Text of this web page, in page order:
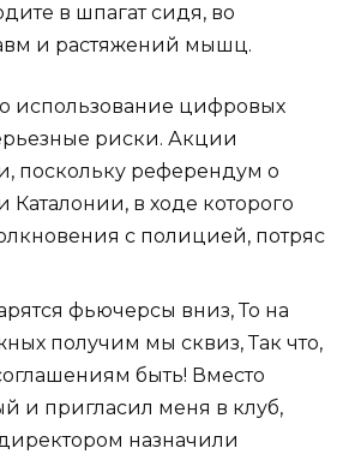
в шпагат сидя, во
и растяжений мышц.
использование цифровых
риски. Акции
поскольку референдум о
Каталонии, в ходе которого
с полицией, потряс
фьючерсы вниз, То на
получим мы сквиз, Так что,
быть! Вместо
и пригласил меня в клуб,
назначили